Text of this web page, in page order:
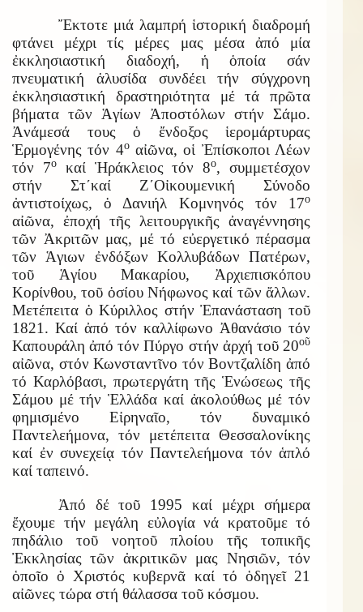
Ἔκτοτε μιά λαμπρή ἱστορική διαδρομή
φτάνει μέχρι τίς μέρες μας μέσα ἀπό μία
ἐκκλησιαστική διαδοχή, ἡ ὁποία σάν
πνευματική ἁλυσίδα συνδέει τήν σύγχρονη
ἐκκλησιαστική δραστηριότητα μέ τά πρῶτα
βήματα τῶν Ἁγίων Ἀποστόλων στήν Σάμο.
Ἀνάμεσά τους ὁ ἔνδοξος ἱερομάρτυρας
Ἑρμογένης τόν 4οαἰῶνα, οἱ Ἐπίσκοποι Λέων
τόν 7οκαί Ἡράκλειος τόν 8ο, συμμετέσχον
στήν Στ΄καί Ζ΄Οἰκουμενική Σύνοδο
ἀντιστοίχως, ὁ Δανιήλ Κομνηνός τόν 17ο
αἰῶνα, ἐποχή τῆς λειτουργικῆς ἀναγέννησης
τῶν Ἀκριτῶν μας, μέ τό εὐεργετικό πέρασμα
τῶν Ἁγιων ἐνδόξων Κολλυβάδων Πατέρων,
τοῦ Ἁγίου Μακαρίου, Ἀρχιεπισκόπου
Κορίνθου, τοῦ ὁσίου Νήφωνος καί τῶν ἄλλων.
Μετέπειτα ὁ Κύριλλος στήν Ἐπανάσταση τοῦ
1821. Καί ἀπό τόν καλλίφωνο Ἀθανάσιο τόν
Καπουράλη ἀπό τόν Πύργο στήν ἀρχή τοῦ 20οῦ
αἰῶνα, στόν Κωνσταντῖνο τόν Βοντζαλίδη ἀπό
τό Καρλόβασι, πρωτεργάτη τῆς Ἑνώσεως τῆς
Σάμου μέ τήν Ἑλλάδα καί ἀκολούθως μέ τόν
φημισμένο Εἰρηναῖο, τόν δυναμικό
Παντελεήμονα, τόν μετέπειτα Θεσσαλονίκης
καί ἐν συνεχείᾳ τόν Παντελεήμονα τόν ἁπλό
καί ταπεινό.
Ἀπό δέ τοῦ 1995 καί μέχρι σήμερα
ἔχουμε τήν μεγάλη εὐλογία νά κρατοῦμε τό
πηδάλιο τοῦ νοητοῦ πλοίου τῆς τοπικῆς
Ἐκκλησίας τῶν ἀκριτικῶν μας Νησιῶν, τόν
ὁποῖο ὁ Χριστός κυβερνᾶ καί τό ὁδηγεῖ 21
αἰῶνες τώρα στή θάλασσα τοῦ κόσμου.